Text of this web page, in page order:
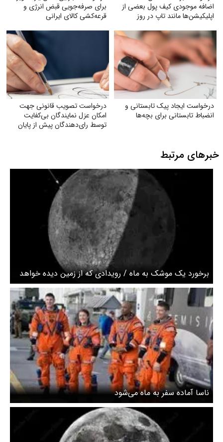
اضافه‌ موجودی کیف پول بعضی از
اپلیکیشن‌ها مانند تاپ در روز
برای صرفه‌جویی قبض انرژی و
قرعه‌کشی کالای ایرانی
درخواست ایجاد پیک تابستانی و
انضباط تابستانی برای بچه‌ها
درخواست تصویب قانونی جهت
امکان عزل نمایندگان بی‌کفایت
توسط رای‌دهندگان پیش از پایان
خبرهای مرتبط
برخورد یک موشک به ماه / رویدادی که از زمین دیده خواهد
شد
ناسا آماده سفر به ماه می‌شود